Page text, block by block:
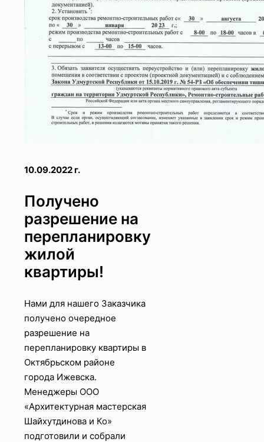
10.09.2022 г.
Получено
разрешение на
перепланировку
жилой
квартиры!
Нами для нашего Заказчика
получено очередное
разрешение на
перепланировку квартиры в
Октябрьском районе
города Ижевска.
Менеджеры OOO
«Архитектурная мастерская
Шайхутдинова и Ко»
подготовили и собрали